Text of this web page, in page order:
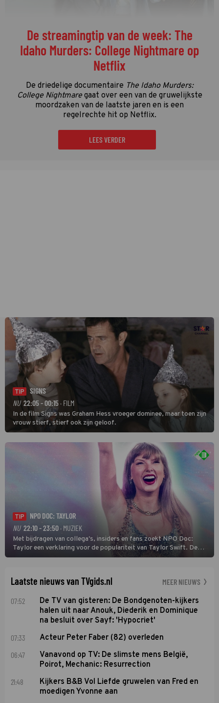
De streamingtip van de week: The
Idaho Murders: College Nightmare op
Netflix
De driedelige documentaire The Idaho Murders:
College Nightmaregaat over een van de gruwelijkste
moordzaken van de laatste jaren en is een
regelrechte hit op Netflix.
LEES VERDER
TIP
SIGNS
NU 22:05 - 00:15 · FILM
In de film Signs was Graham Hess vroeger dominee, maar toen zijn
vrouw stierf, stierf ook zijn geloof.
TIP
NPO DOC: TAYLOR
NU 22:10 - 23:50 · MUZIEK
Met bijdragen van collega's, insiders en fans zoekt NPO Doc:
Taylor een verklaring voor de populariteit van Taylor Swift. De
singer-songwriter is een van de succesvolste sterren van onze tijd
Laatste nieuws van TVgids.nl MEER NIEUWS
07:52
De TV van gisteren: De Bondgenoten-kijkers
halen uit naar Anouk, Diederik en Dominique
na besluit over Sayf: 'Hypocriet'
07:33 Acteur Peter Faber (82) overleden
06:47
Vanavond op TV: De slimste mens België,
Poirot, Mechanic: Resurrection
21:48
Kijkers B&B Vol Liefde gruwelen van Fred en
moedigen Yvonne aan